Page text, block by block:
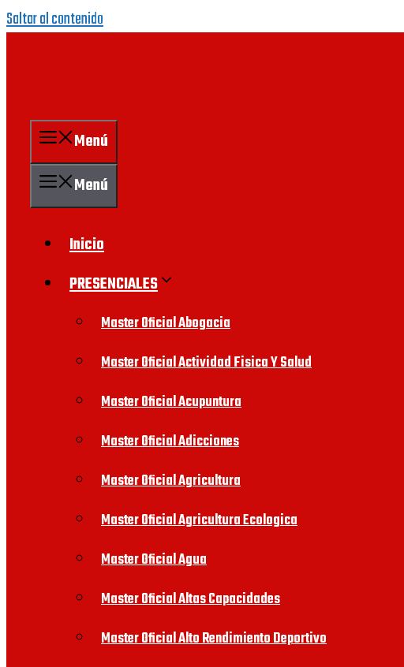
Saltar al contenido
Menú
Menú
Inicio
PRESENCIALES
Master Oficial Abogacia
Master Oficial Actividad Fisica Y Salud
Master Oficial Acupuntura
Master Oficial Adicciones
Master Oficial Agricultura
Master Oficial Agricultura Ecologica
Master Oficial Agua
Master Oficial Altas Capacidades
Master Oficial Alto Rendimiento Deportivo